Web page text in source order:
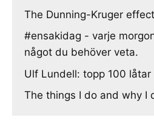
The Dunning-Kruger
#ensakidag - varje
något du behöver veta.
Ulf Lundell: topp 100
The things I do and why I